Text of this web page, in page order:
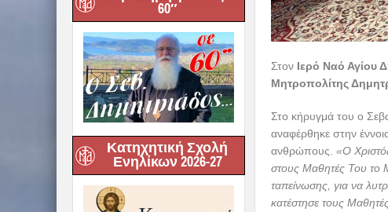
60″
Κατηχητική Σχολή
Ενηλίκων 2026-27
Στον Ιερό Ναό Αγίου
Μητροπολίτης
Στο κήρυγμά του ο
αναφέρθηκε στην
ανθρώπους. «Ο
στους Μαθητές Του το
ταπείνωσης, για να
κατέστησε τους